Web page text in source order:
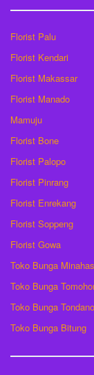
Florist Palu
Florist Kendari
Florist Makassar
Florist Manado
Mamuju
Florist Bone
Florist Palopo
Florist Pinrang
Florist Enrekang
Florist Soppeng
Florist Gowa
Toko Bunga
Toko Bunga
Toko Bunga Tondano
Toko Bunga Bitung